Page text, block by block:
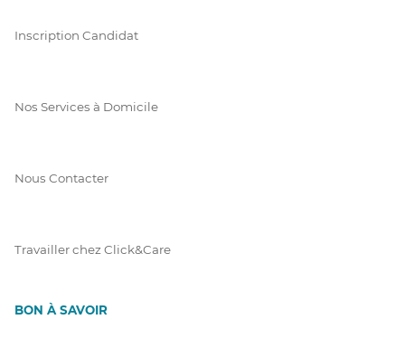
Inscription Candidat
Nos Services à Domicile
Nous Contacter
Travailler chez Click&Care
BON À SAVOIR